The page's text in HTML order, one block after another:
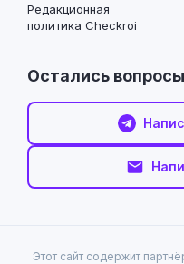
Редакционная
политика Checkroi
Остались
Этот сайт содержит